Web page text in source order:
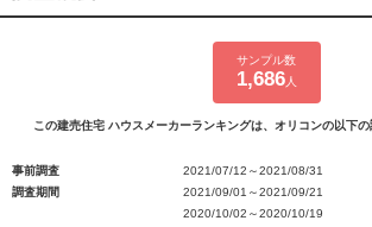
サンプル数
1,686人
この建売住宅 ハウスメーカーランキングは、オリコンの以下の
事前調査
2021/07/12～2021/08/31
調査期間
2021/09/01～2021/09/21
2020/10/02～2020/10/19